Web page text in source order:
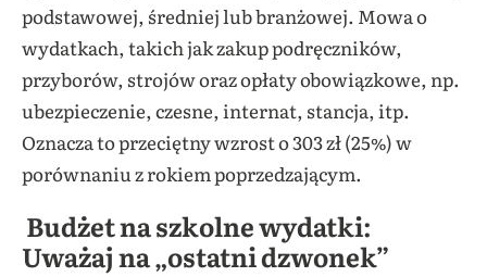
podstawowej, średniej lub branżowej. Mowa o
wydatkach, takich jak zakup podręczników,
przyborów, strojów oraz opłaty obowiązkowe, np.
ubezpieczenie, czesne, internat, stancja, itp.
Oznacza to przeciętny wzrost o 303 zł (25%) w
porównaniu z rokiem poprzedzającym.
Budżet na szkolne wydatki:
Uważaj na „ostatni dzwonek”